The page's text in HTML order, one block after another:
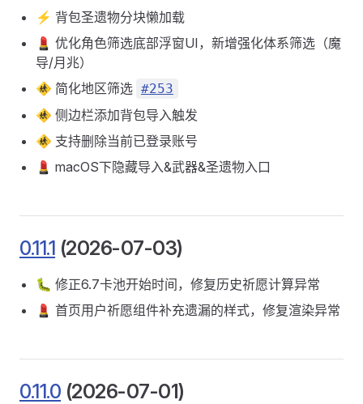
⚡️ 背包圣遗物分块懒加载
💄 优化角色筛选底部浮窗UI，新增强化体系筛选（魔
导/月兆）
🚸 简化地区筛选 #253
🚸 侧边栏添加背包导入触发
🚸 支持删除当前已登录账号
💄 macOS下隐藏导入&武器&圣遗物入口
0.11.1 (2026-07-03)
🐛 修正6.7卡池开始时间，修复历史祈愿计算异常
💄 首页用户祈愿组件补充遗漏的样式，修复渲染异常
0.11.0 (2026-07-01)